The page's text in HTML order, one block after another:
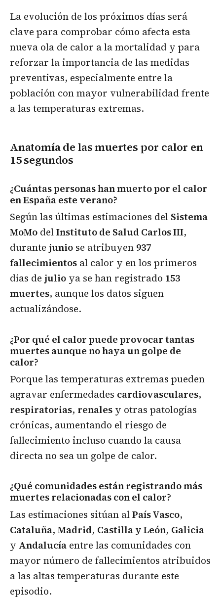
La evolución de los próximos días será
clave para comprobar cómo afecta esta
nueva ola de calor a la mortalidad y para
reforzar la importancia de las medidas
preventivas, especialmente entre la
población con mayor vulnerabilidad frente
a las temperaturas extremas.
Anatomía de las muertes por calor en
15 segundos
¿Cuántas personas han muerto por el calor
en España este verano?
Según las últimas estimaciones del Sistema
MoMo delInstituto de Salud Carlos III,
durante junio se atribuyen 937
fallecimientos al calor y en los primeros
días de julio ya se han registrado 153
muertes, aunque los datos siguen
actualizándose.
¿Por qué el calor puede provocar tantas
muertes aunque no haya un golpe de
calor?
Porque las temperaturas extremas pueden
agravar enfermedades cardiovasculares,
respiratorias, renales y otras patologías
crónicas, aumentando el riesgo de
fallecimiento incluso cuando la causa
directa no sea un golpe de calor.
¿Qué comunidades están registrando más
muertes relacionadas con el calor?
Las estimaciones sitúan alPaís Vasco,
Cataluña, Madrid, Castilla y León, Galicia
y Andalucía entre las comunidades con
mayor número de fallecimientos atribuidos
a las altas temperaturas durante este
episodio.